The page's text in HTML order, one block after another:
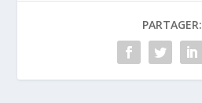
PARTAGER: